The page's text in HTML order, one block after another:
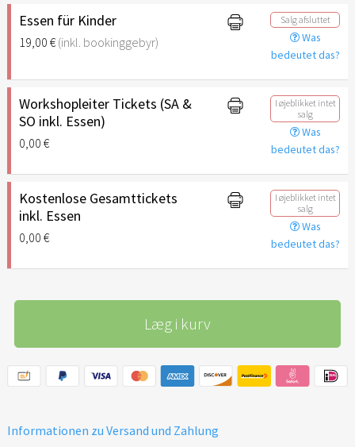
Essen für Kinder
19,00 €(inkl. bookinggebyr)
Salg afsluttet
Was
bedeutet das?
Workshopleiter Tickets (SA &
SO inkl. Essen)
0,00 €
I øjeblikket intet
salg
Was
bedeutet das?
Kostenlose Gesamttickets
inkl. Essen
0,00 €
I øjeblikket intet
salg
Was
bedeutet das?
Læg i kurv
Informationen zu Versand und Zahlung